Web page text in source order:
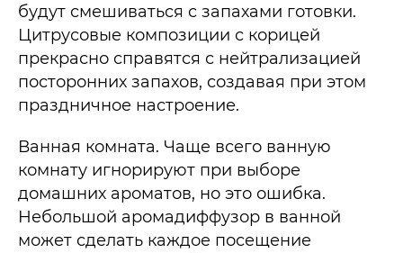
будут смешиваться с запахами готовки.
Цитрусовые композиции с корицей
прекрасно справятся с нейтрализацией
посторонних запахов, создавая при этом
праздничное настроение.
Ванная комната. Чаще всего ванную
комнату игнорируют при выборе
домашних ароматов, но это ошибка.
Небольшой аромадиффузор в ванной
может сделать каждое посещение